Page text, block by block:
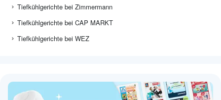
Tiefkühlgerichte bei Zimmermann
Tiefkühlgerichte bei CAP MARKT
Tiefkühlgerichte bei WEZ